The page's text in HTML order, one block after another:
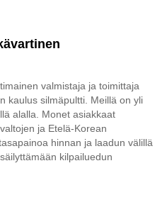
valmistaja ja toimittaja
kaulus silmäpultti. Meillä on yli
alalla. Monet asiakkaat
ja Etelä-Korean
hinnan ja laadun välillä
kilpailuedun